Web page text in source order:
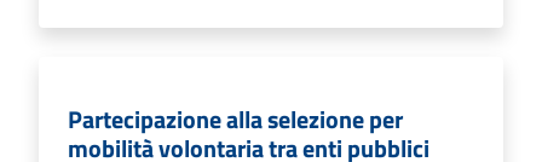
Partecipazione alla selezione per
mobilità volontaria tra enti pubblici